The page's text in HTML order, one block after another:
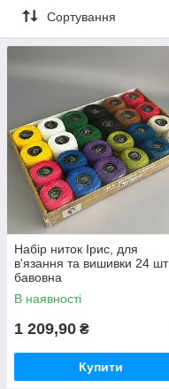
Сортування
Набір ниток Ірис, для
в'язання та вишивки 24 шт
бавовна
В наявності
1 209,90 ₴
Купити